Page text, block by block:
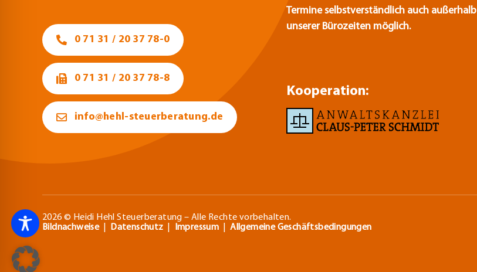
0 71 31 / 20 37 78-0
0 71 31 / 20 37 78-8
info@hehl-steuerberatung.de
Termine selbstverständlich auch außerhalb
unserer Bürozeiten möglich.
Kooperation:
2026 © Heidi Hehl Steuerberatung – Alle Rechte vorbehalten.
Bildnachweise| Datenschutz Impressum |Allgemeine Geschäftsbedingungen